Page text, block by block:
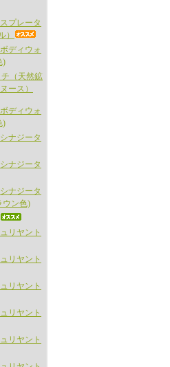
プレータ
）
ディウォ
)
チ（天然鉱
ース）
ディウォ
)
ナジータ
ナジータ
ナジータ
ウン色)
リヤント
リヤント
リヤント
リヤント
リヤント